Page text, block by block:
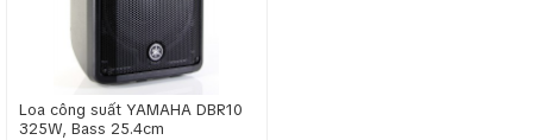
Loa công suất YAMAHA DBR10
325W, Bass 25.4cm